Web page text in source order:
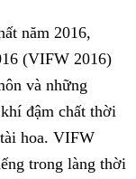
năm 2016,
(VIFW 2016)
và những
đậm chất thời
hoa. VIFW
trong làng thời